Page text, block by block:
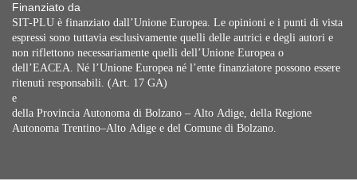
Finanziato da
SIT-PLU è finanziato dall’Unione Europea. Le opinioni e i punti di vista
espressi sono tuttavia esclusivamente quelli delle autrici e degli autori e
non riflettono necessariamente quelli dell’Unione Europea o
dell’EACEA. Né l’Unione Europea né l’ente finanziatore possono essere
ritenuti responsabili. (Art. 17 GA)
e
della Provincia Autonoma di Bolzano – Alto Adige, della Regione
Autonoma Trentino–Alto Adige e del Comune di Bolzano.